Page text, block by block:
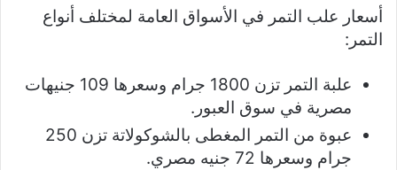
أسعار علب التمر في الأسواق العامة لمختلف أنواع
التمر:
علبة التمر تزن 1800 جرام وسعرها 109 جنيهات
مصرية في سوق العبور.
عبوة من التمر المغطى بالشوكولاتة تزن 250
جرام وسعرها 72 جنيه مصري.